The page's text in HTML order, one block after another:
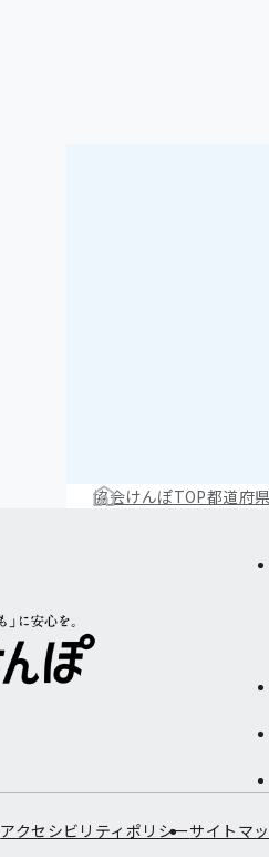
協会けんぽTOP都道府
アクセシビリティポリシーサイトマ